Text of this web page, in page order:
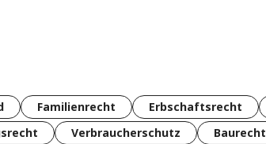
Familienrecht Erbschaftsrecht
Verbraucherschutz
Baurecht